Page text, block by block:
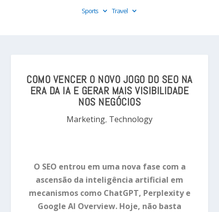
Sports
Travel
COMO VENCER O NOVO JOGO DO SEO NA
ERA DA IA E GERAR MAIS VISIBILIDADE
NOS NEGÓCIOS
Marketing, Technology
O SEO entrou em uma nova fase com a
ascensão da inteligência artificial em
mecanismos como ChatGPT, Perplexity e
Google AI Overview. Hoje, não basta